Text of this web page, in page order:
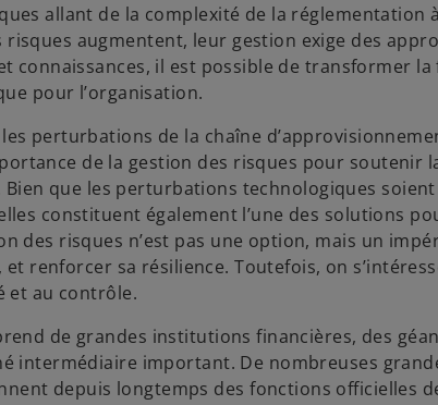
allant de la complexité de la réglementation à
augmentent, leur gestion exige des
connaissances, il est possible de transformer
pour l’organisation.
perturbations de la chaîne
de la gestion des risques pour soutenir
que les perturbations technologiques soient
constituent également l’une des solutions
des risques n’est pas une option, mais un
renforcer sa résilience. Toutefois, on
et au contrôle.
de grandes institutions financières, des
intermédiaire important. De nombreuses
depuis longtemps des fonctions officielles